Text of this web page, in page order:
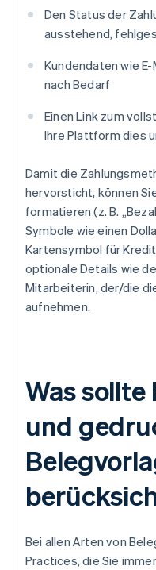
Den Status der
ausstehend,
Kundendaten wie
nach Bedarf
Einen Link zum
Ihre Plattform dies
Damit die
hervorsticht, können
formatieren (z. B.
Symbole wie einen
Kartensymbol für
optionale Details wie
Mitarbeiterin, der/die
aufnehmen.
Was
und
Bei allen Arten von
Practices, die Sie